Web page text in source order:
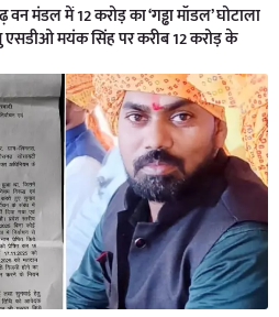
मंडल में 12 करोड़ का ‘गड्ढा मॉडल’ घोटाला
एसडीओ मयंक सिंह पर करीब 12 करोड़ के